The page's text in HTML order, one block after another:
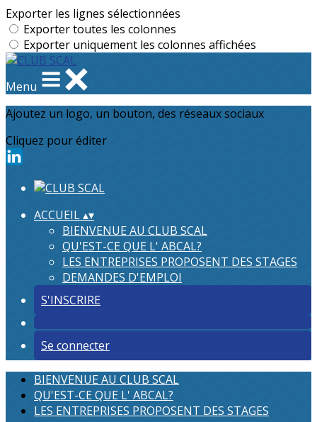
Exporter les lignes sélectionnées
Exporter toutes les colonnes
Exporter uniquement les colonnes affichées
Menu
Ajoutez un logo, un bouton, des réseaux sociaux
Cliquez pour éditer
ACCUEIL▴▾
BIENVENUE AU CLUB SCAL
QU'EST-CE QUE L' ABCAL?
LES ENTREPRISES PROPOSENT DES STAGES
DEMANDES D'EMPLOI
S'INSCRIRE
Se connecter
BIENVENUE AU CLUB SCAL
QU'EST-CE QUE L' ABCAL?
LES ENTREPRISES PROPOSENT DES STAGES